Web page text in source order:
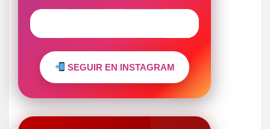
SEGUIR EN INSTAGRAM